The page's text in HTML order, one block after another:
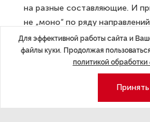
на разные составляющие. И
не „моно“ по ряду
во все стороны», — говорит
В свою очередь, директор по
и организационному
Ирина Самохвалова полагает,
от локальных вызовов
Для эффективной работы сайта и
файлы куки. Продолжая
политикой обработки
Принять